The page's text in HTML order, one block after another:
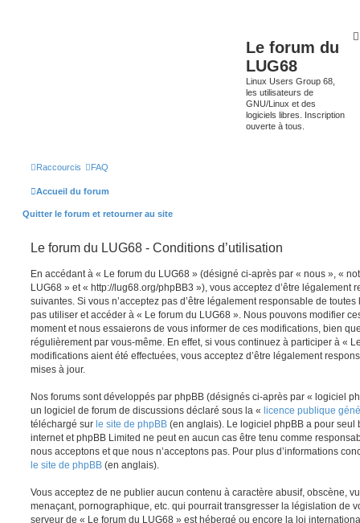
Le forum du
LUG68
Linux Users Group 68,
les utilisateurs de
GNU/Linux et des
logiciels libres. Inscription
ouverte à tous.
Raccourcis FAQ
Accueil du forum
Quitter le forum et retourner au site
Le forum du LUG68 - Conditions d’utilisation
En accédant à « Le forum du LUG68 » (désigné ci-après par « nous », «
LUG68 » et « http://lug68.org/phpBB3 »), vous acceptez d’être légalement
suivantes. Si vous n’acceptez pas d’être légalement responsable de
pas utiliser et accéder à « Le forum du LUG68 ». Nous pouvons modifier
moment et nous essaierons de vous informer de ces modifications, bien
régulièrement par vous-même. En effet, si vous continuez à participer à «
modifications aient été effectuées, vous acceptez d’être légalement
mises à jour.
Nos forums sont développés par phpBB (désignés ci-après par « logiciel
un logiciel de forum de discussions déclaré sous la « licence publique
téléchargé sur le site de phpBB (en anglais). Le logiciel phpBB a pour seul
internet et phpBB Limited ne peut en aucun cas être tenu comme
nous acceptons et que nous n’acceptons pas. Pour plus d’informations
le site de phpBB (en anglais).
Vous acceptez de ne publier aucun contenu à caractère abusif, obscène,
menaçant, pornographique, etc. qui pourrait transgresser la législation de
serveur de « Le forum du LUG68 » est hébergé ou encore la loi